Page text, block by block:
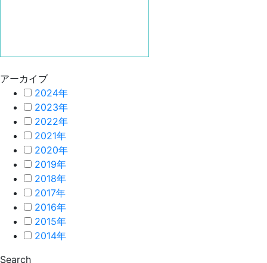
アーカイブ
2024年
2023年
2022年
2021年
2020年
2019年
2018年
2017年
2016年
2015年
2014年
Search